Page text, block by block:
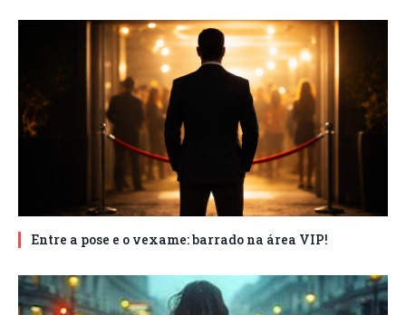
Entre a pose e o vexame: barrado na área VIP!